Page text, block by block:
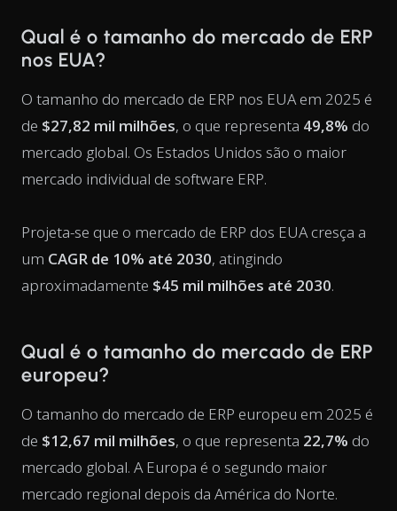
Qual é o tamanho do mercado de ERP
nos EUA?
O tamanho do mercado de ERP nos EUA em 2025 é
de $27,82 mil milhões, o que representa 49,8% do
mercado global. Os Estados Unidos são o maior
mercado individual de software ERP.
Projeta-se que o mercado de ERP dos EUA cresça a
um CAGR de 10% até 2030, atingindo
aproximadamente $45 mil milhões até 2030.
Qual é o tamanho do mercado de ERP
europeu?
O tamanho do mercado de ERP europeu em 2025 é
de $12,67 mil milhões, o que representa 22,7% do
mercado global. A Europa é o segundo maior
mercado regional depois da América do Norte.